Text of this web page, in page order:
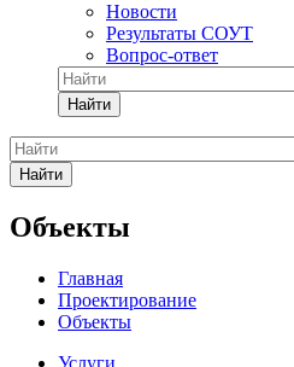
Новости
Результаты СОУТ
Вопрос-ответ
Найти
Найти
Объекты
Главная
Проектирование
Объекты
Услуги